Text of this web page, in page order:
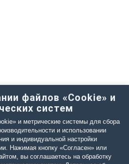
файлов «Cookie» и
систем
и метрические системы для сбора
и использовании
и индивидуальной настройки
Нажимая кнопку «Согласен» или
вы соглашаетесь на обработку